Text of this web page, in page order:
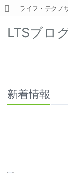
ライフ・テクノ
LTSブロ
新着情報